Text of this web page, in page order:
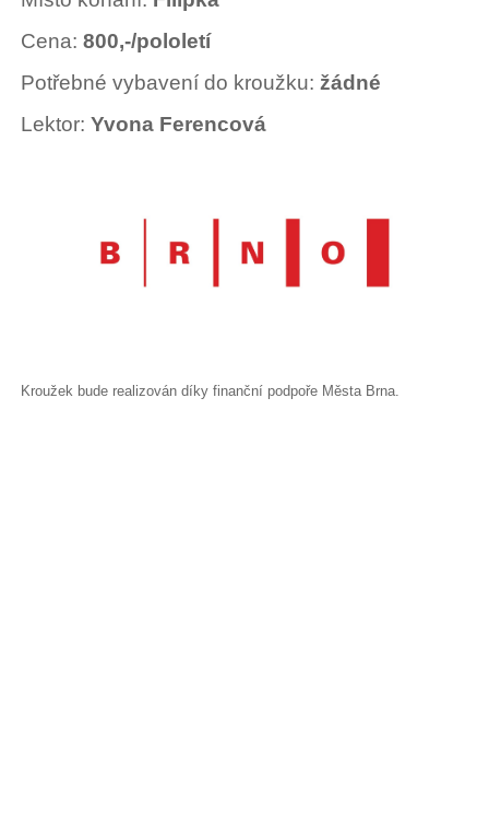
Cena: 800,-/pololetí
Potřebné vybavení do kroužku: žádné
Lektor: Yvona Ferencová
Kroužek bude realizován díky finanční podpoře Města Brna.